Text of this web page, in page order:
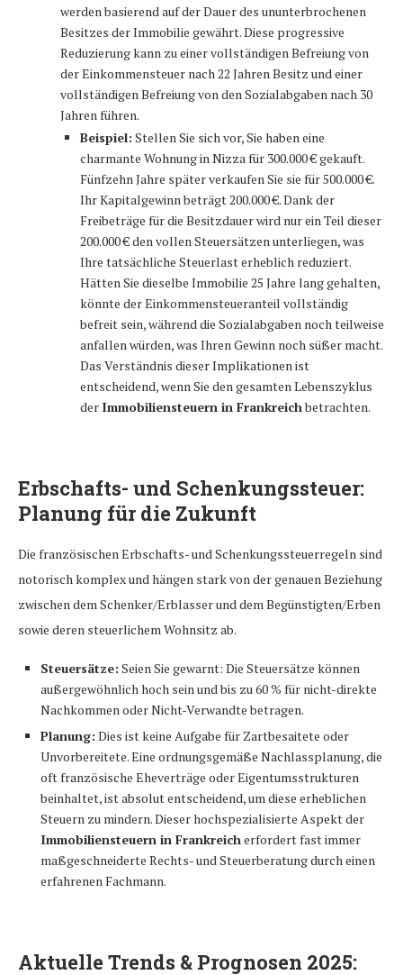
werden basierend auf der Dauer des ununterbrochenen
Besitzes der Immobilie gewährt. Diese progressive
Reduzierung kann zu einer vollständigen Befreiung von
der Einkommensteuer nach 22 Jahren Besitz und einer
vollständigen Befreiung von den Sozialabgaben nach 30
Jahren führen.
Beispiel: Stellen Sie sich vor, Sie haben eine
charmante Wohnung in Nizza für 300.000 € gekauft.
Fünfzehn Jahre später verkaufen Sie sie für 500.000 €.
Ihr Kapitalgewinn beträgt 200.000 €. Dank der
Freibeträge für die Besitzdauer wird nur ein Teil dieser
200.000 € den vollen Steuersätzen unterliegen, was
Ihre tatsächliche Steuerlast erheblich reduziert.
Hätten Sie dieselbe Immobilie 25 Jahre lang gehalten,
könnte der Einkommensteueranteil vollständig
befreit sein, während die Sozialabgaben noch teilweise
anfallen würden, was Ihren Gewinn noch süßer macht.
Das Verständnis dieser Implikationen ist
entscheidend, wenn Sie den gesamten Lebenszyklus
der Immobiliensteuern in Frankreichbetrachten.
Erbschafts- und Schenkungssteuer:
Planung für die Zukunft
Die französischen Erbschafts- und Schenkungssteuerregeln sind
notorisch komplex und hängen stark von der genauen Beziehung
zwischen dem Schenker/Erblasser und dem Begünstigten/Erben
sowie deren steuerlichem Wohnsitz ab.
Steuersätze: Seien Sie gewarnt: Die Steuersätze können
außergewöhnlich hoch sein und bis zu 60 % für nicht-direkte
Nachkommen oder Nicht-Verwandte betragen.
Planung: Dies ist keine Aufgabe für Zartbesaitete oder
Unvorbereitete. Eine ordnungsgemäße Nachlassplanung, die
oft französische Eheverträge oder Eigentumsstrukturen
beinhaltet, ist absolut entscheidend, um diese erheblichen
Steuern zu mindern. Dieser hochspezialisierte Aspekt der
Immobiliensteuern in Frankreicherfordert fast immer
maßgeschneiderte Rechts- und Steuerberatung durch einen
erfahrenen Fachmann.
Aktuelle Trends & Prognosen 2025: